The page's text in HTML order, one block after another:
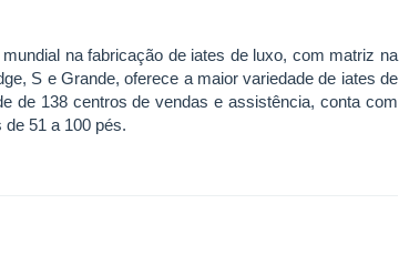
na fabricação de iates de luxo, com matriz na
S e Grande, oferece a maior variedade de iates de
de 138 centros de vendas e assistência, conta com
51 a 100 pés.